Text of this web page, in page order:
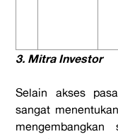
3. Mitra Investor
Selain akses
sangat